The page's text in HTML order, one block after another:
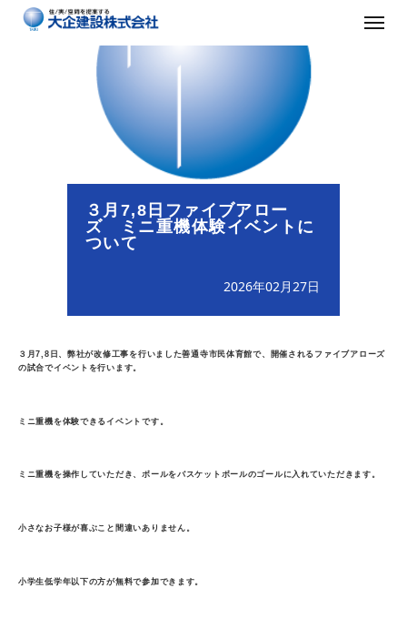
３月7,8日ファイブアロー
ズ ミニ重機体験イベントに
ついて
2026年02月27日
３月7,8日、弊社が改修工事を行いました善通寺市民体育館で、開催されるファイブアローズ
の試合でイベントを行います。
ミニ重機を体験できるイベントです。
ミニ重機を操作していただき、ボールをバスケットボールのゴールに入れていただきます。
小さなお子様が喜ぶこと間違いありません。
小学生低学年以下の方が無料で参加できます。